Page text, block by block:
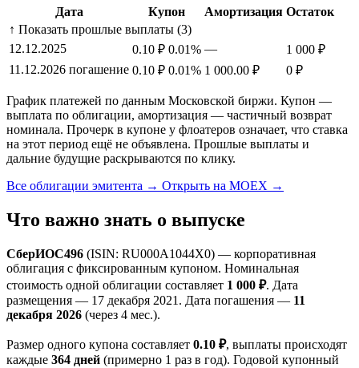
Дата Купон Амортизация Остаток
↑ Показать прошлые выплаты (3)
12.12.2025
0.10 ₽ 0.01% —
1 000 ₽
11.12.2026 погашение 0.10 ₽ 0.01% 1 000.00 ₽ 0 ₽
График платежей по данным Московской биржи. Купон —
выплата по облигации, амортизация — частичный возврат
номинала. Прочерк в купоне у флоатеров означает, что ставка
на этот период ещё не объявлена. Прошлые выплаты и
дальние будущие раскрываются по клику.
Все облигации эмитента → Открыть на MOEX →
Что важно знать о выпуске
СберИОС496 (ISIN: RU000A1044X0) — корпоративная
облигация с фиксированным купоном. Номинальная
стоимость одной облигации составляет 1 000 ₽. Дата
размещения — 17 декабря 2021. Дата погашения — 11
декабря 2026 (через 4 мес.).
Размер одного купона составляет 0.10 ₽, выплаты происходят
каждые 364 дней (примерно 1 раз в год). Годовой купонный